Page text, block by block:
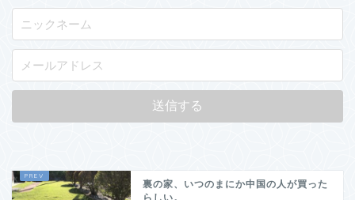
裏の家、いつのまにか中国の人が買った
らしい。